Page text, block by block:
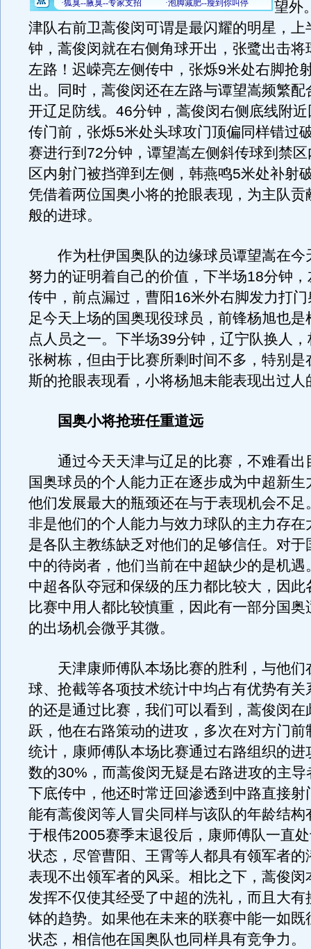
望外
津队右前卫蒿俊闵可谓是最闪耀的明星，上
钟，蒿俊闵就在右侧角球开出，张鹭出击将
左路！迟嵘亮左侧传中，张烁9米处右脚抢
出。同时，蒿俊闵还在左路与谭望嵩频繁配
开辽足防线。46分钟，蒿俊闵右侧底线附
传门前，张烁5米处头球攻门顶偏同样错过
赛进行到72分钟，谭望嵩左侧斜传球到禁
区内射门被挡弹到左侧，韩燕鸣5米处补射
凭借着两位国奥小将的抢眼表现，为主队贡
般的进球。
作为杜伊国奥队的边缘球员谭望嵩在今
努力的证明着自己的价值，下半场18分钟
传中，前点漏过，曹阳16米外右脚发力打
足今天上场的国奥现役球员，前锋杨旭也是
点人员之一。下半场39分钟，辽宁队换人
张树栋，但由于比赛所剩时间不多，特别是
斯的抢眼表现看，小将杨旭未能表现出过人
国奥小将抢班任重道远
通过今天天津与辽足的比赛，不难看出
国奥球员的个人能力正在逐步成为中超新生
他们发展最大的瓶颈还在与于表现机会不足
非是他们的个人能力与效力球队的主力存在
是各队主教练缺乏对他们的足够信任。对于
中的待岗者，他们当前在中超缺少的是机遇
中超各队夺冠和保级的压力都比较大，因此
比赛中用人都比较慎重，因此有一部分国奥
的出场机会微乎其微。
天津康师傅队本场比赛的胜利，与他们
球、抢截等各项技术统计中均占有优势有关
的还是通过比赛，我们可以看到，蒿俊闵在
跃，他在右路策动的进攻，多次在对方门前
统计，康师傅队本场比赛通过右路组织的进
数的30%，而蒿俊闵无疑是右路进攻的主导
下底传中，他还时常迂回渗透到中路直接射
能有蒿俊闵等人冒尖同样与该队的年龄结构
于根伟2005赛季末退役后，康师傅队一直
状态，尽管曹阳、王霄等人都具有领军者的
表现不出领军者的风采。相比之下，蒿俊闵
发挥不仅使其经受了中超的洗礼，而且大有
钵的趋势。如果他在未来的联赛中能一如既
状态，相信他在国奥队也同样具有竞争力。